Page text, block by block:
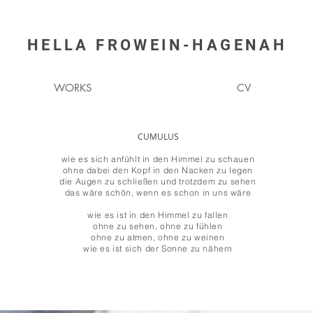
HELLA FROWEIN-HAGENAH
WORKS CV
CUMULUS
wie es sich anfühlt in den Himmel zu schauen
ohne dabei den Kopf in den Nacken zu legen
die Augen zu schließen und trotzdem zu sehen
das wäre schön, wenn es schon in uns wäre
wie es ist in den Himmel zu fallen
ohne zu sehen, ohne zu fühlen
ohne zu atmen, ohne zu weinen
wie es ist sich der Sonne zu nähern